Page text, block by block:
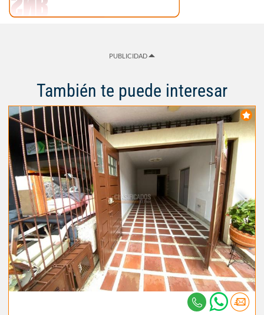
PUBLICIDAD
También te puede interesar